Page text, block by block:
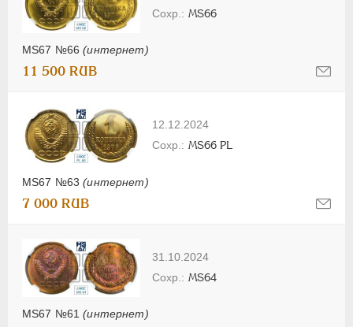
MS67 №66(интернет)
MS66
11 500 RUB
12.12.2024
MS67 №63(интернет)
MS66 PL
7 000 RUB
31.10.2024
MS67 №61(интернет)
MS64